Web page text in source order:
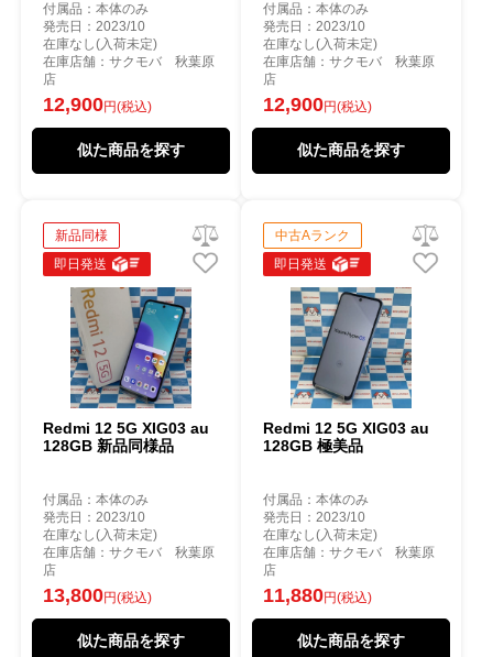
付属品：本体のみ
発売日：2023/10
在庫なし(入荷未定)
在庫店舗：サクモバ 秋葉原
店
12,900円(税込)
似た商品を探す
付属品：本体のみ
発売日：2023/10
在庫なし(入荷未定)
在庫店舗：サクモバ 秋葉原
店
12,900円(税込)
似た商品を探す
新品同様
即日発送
Redmi 12 5G XIG03 au
128GB 新品同様品
付属品：本体のみ
発売日：2023/10
在庫なし(入荷未定)
在庫店舗：サクモバ 秋葉原
店
13,800円(税込)
似た商品を探す
中古Aランク
即日発送
Redmi 12 5G XIG03 au
128GB 極美品
付属品：本体のみ
発売日：2023/10
在庫なし(入荷未定)
在庫店舗：サクモバ 秋葉原
店
11,880円(税込)
似た商品を探す